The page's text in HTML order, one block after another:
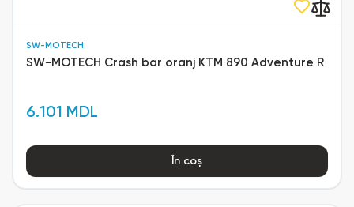
SW-MOTECH
SW-MOTECH Crash bar oranj KTM 890 Adventure R
6.101 MDL
În coș